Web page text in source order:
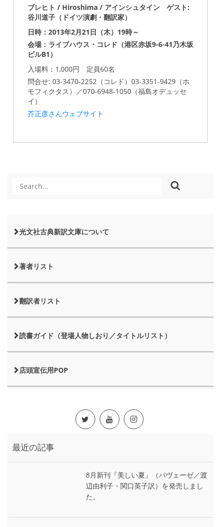
ブレヒト / Hiroshima / アインシュタイン ゲスト:
谷川道子（ドイツ演劇・翻訳家）
日時：2013年2月21日（木）19時～
会場：ライブハウス・コレド（港区赤坂9-6-41乃木坂
ビルB1）
入場料：1,000円 定員60名
問合せ: 03-3470-2252（コレド）03-3351-9429（ホ
モフィクタス）／070-6948-1050（福島オデュッセ
イ）
芥正彦さんウェブサイト
光文社古典新訳文庫について
著者リスト
翻訳者リスト
読書ガイド（登場人物しおり／タイトルリスト）
店頭宣伝用POP
最近の記事
8月新刊『美しい夏』（パヴェーゼ／渡
辺由利子・関口英子訳）を発売しまし
た。